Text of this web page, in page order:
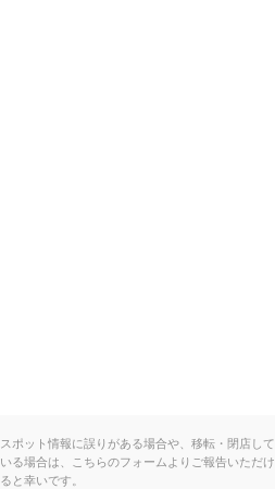
スポット情報に誤りがある場合や、移転・閉店して
いる場合は、こちらのフォームよりご報告いただけ
ると幸いです。